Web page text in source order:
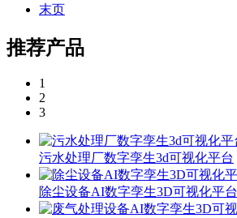
末页
推荐产品
1
2
3
污水处理厂数字孪生3d可视化平台
除尘设备AI数字孪生3D可视化平台